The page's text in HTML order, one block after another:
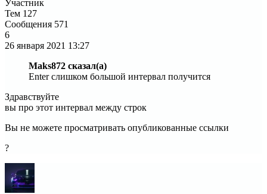
Участник
Тем 127
Сообщения 571
6
26 января 2021 13:27
Maks872 сказал(а)
Enter слишком большой интервал получится
Здравствуйте
вы про этот интервал между строк
Вы не можете просматривать опубликованные ссылки
?